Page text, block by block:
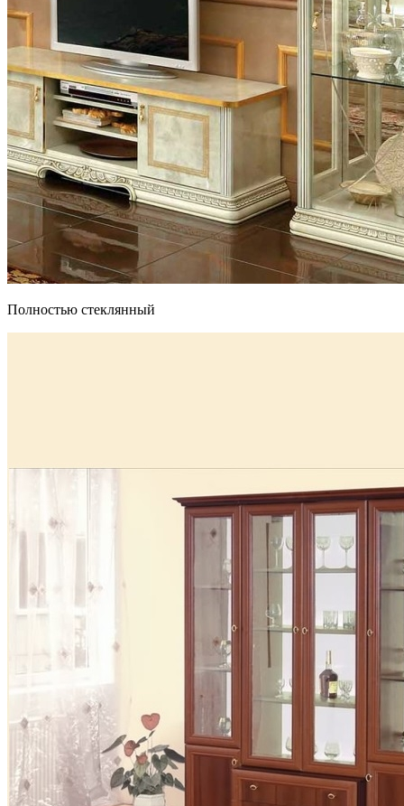
Полностью стеклянный